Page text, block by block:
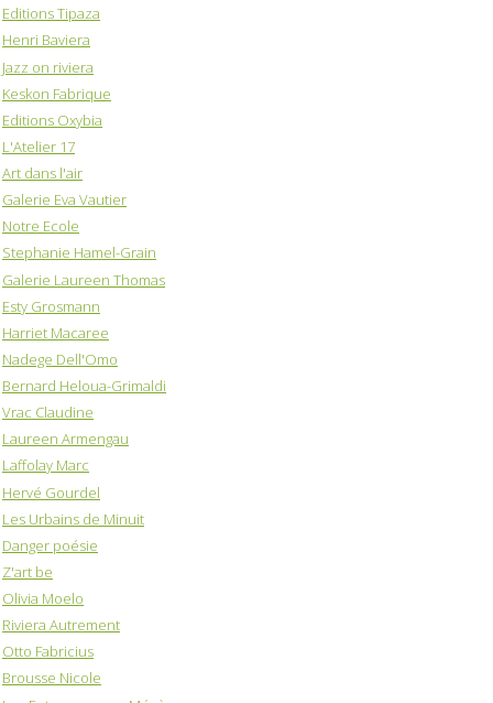
Editions Tipaza
Henri Baviera
Jazz on riviera
Keskon Fabrique
Editions Oxybia
L'Atelier 17
Art dans l'air
Galerie Eva Vautier
Notre Ecole
Stephanie Hamel-Grain
Galerie Laureen Thomas
Esty Grosmann
Harriet Macaree
Nadege Dell'Omo
Bernard Heloua-Grimaldi
Vrac Claudine
Laureen Armengau
Laffolay Marc
Hervé Gourdel
Les Urbains de Minuit
Danger poésie
Z'art be
Olivia Moelo
Riviera Autrement
Otto Fabricius
Brousse Nicole